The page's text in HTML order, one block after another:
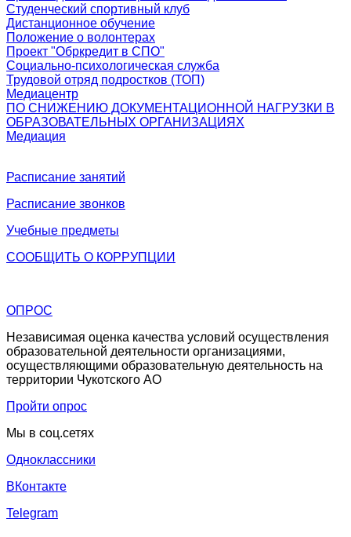
Студенческий спортивный клуб
Дистанционное обучение
Положение о волонтерах
Проект "Обркредит в СПО"
Социально-психологическая служба
Трудовой отряд подростков (ТОП)
Медиацентр
ПО СНИЖЕНИЮ ДОКУМЕНТАЦИОННОЙ НАГРУЗКИ В
ОБРАЗОВАТЕЛЬНЫХ ОРГАНИЗАЦИЯХ
Медиация
Расписание занятий
Расписание звонков
Учебные предметы
СООБЩИТЬ О КОРРУПЦИИ
ОПРОС
Независимая оценка качества условий осуществления
образовательной деятельности организациями,
осуществляющими образовательную деятельность на
территории Чукотского АО
Пройти опрос
Мы в соц.сетях
Одноклассники
ВКонтакте
Telegram